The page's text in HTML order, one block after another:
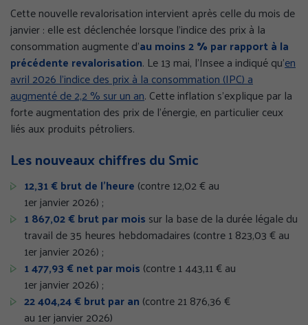
Cette nouvelle revalorisation intervient après celle du mois de
janvier : elle est déclenchée lorsque l’indice des prix à la
consommation augmente d’au moins 2 % par rapport à la
précédente revalorisation. Le 13 mai, l’Insee a indiqué qu’en
avril 2026 l’indice des prix à la consommation (IPC) a
augmenté de 2,2 % sur un an. Cette inflation s’explique par la
forte augmentation des prix de l’énergie, en particulier ceux
liés aux produits pétroliers.
Les nouveaux chiffres du Smic
12,31 € brut de l’heure (contre 12,02 € au
1er janvier 2026) ;
1 867,02 € brut par mois sur la base de la durée légale du
travail de 35 heures hebdomadaires (contre 1 823,03 € au
1er janvier 2026) ;
1 477,93 € net par mois (contre 1 443,11 € au
1er janvier 2026) ;
22 404,24 € brut par an (contre 21 876,36 €
au 1er janvier 2026)